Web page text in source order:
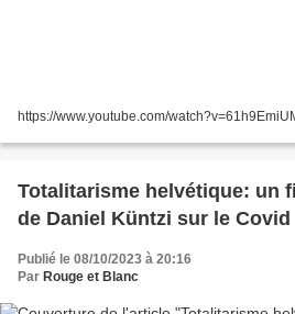
https://www.youtube.com/
Totalitarisme helvétique: un
de Daniel Küntzi sur le Covid
Publié le 08/10/2023 à 20:16
Par Rouge et Blanc